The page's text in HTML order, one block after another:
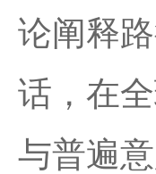
论阐释
话，在
与普遍